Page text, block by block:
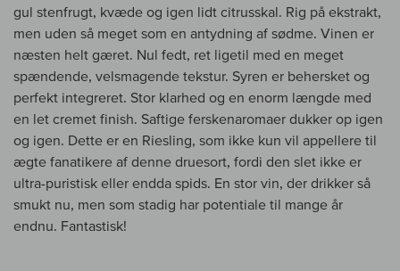
gul stenfrugt, kvæde og igen lidt citrusskal. Rig på ekstrakt,
men uden så meget som en antydning af sødme. Vinen er
næsten helt gæret. Nul fedt, ret ligetil med en meget
spændende, velsmagende tekstur. Syren er behersket og
perfekt integreret. Stor klarhed og en enorm længde med
en let cremet finish. Saftige ferskenaromaer dukker op igen
og igen. Dette er en Riesling, som ikke kun vil appellere til
ægte fanatikere af denne druesort, fordi den slet ikke er
ultra-puristisk eller endda spids. En stor vin, der drikker så
smukt nu, men som stadig har potentiale til mange år
endnu. Fantastisk!